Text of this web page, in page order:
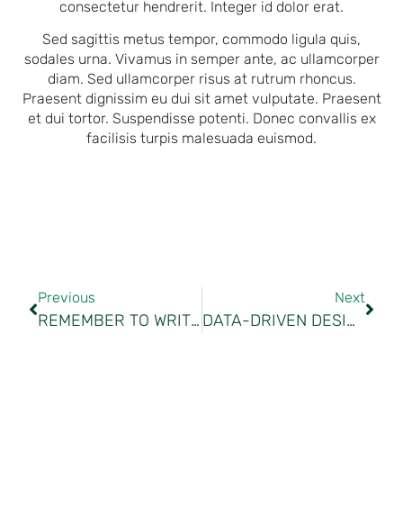
consectetur hendrerit. Integer id dolor erat.
Sed sagittis metus tempor, commodo ligula quis,
sodales urna. Vivamus in semper ante, ac ullamcorper
diam. Sed ullamcorper risus at rutrum rhoncus.
Praesent dignissim eu dui sit amet vulputate. Praesent
et dui tortor. Suspendisse potenti. Donec convallis ex
facilisis turpis malesuada euismod.
Previous
REMEMBER TO WRITE DON SUMMARY OF EACH LECTURE – IT WILL HELP YOU LATER
Next
DATA-DRIVEN DESIGN – IT WILL MAKE YOUR PRODUCT BETTER.